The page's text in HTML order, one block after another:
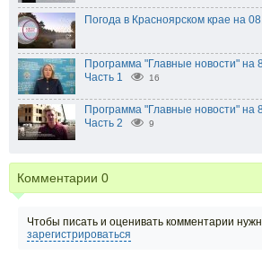
Погода в Красноярском крае на
Программа "Главные новости" на
Часть 1
16
Программа "Главные новости" на
Часть 2
9
Комментарии 0
Чтобы писать и оценивать комментарии
зарегистрироваться